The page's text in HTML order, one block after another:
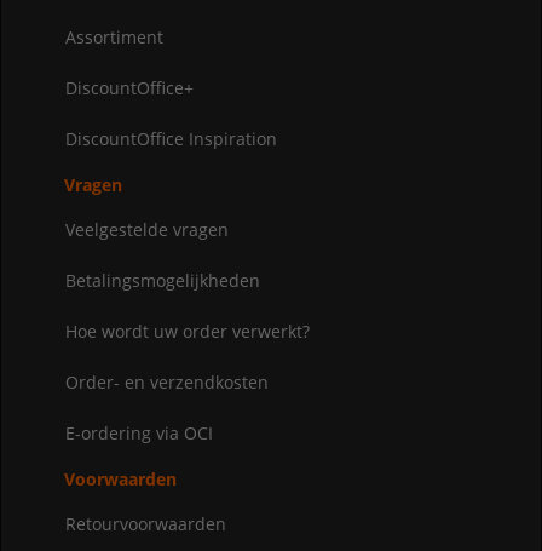
Assortiment
DiscountOffice+
DiscountOffice Inspiration
Vragen
Veelgestelde vragen
Betalingsmogelijkheden
Hoe wordt uw order verwerkt?
Order- en verzendkosten
E-ordering via OCI
Voorwaarden
Retourvoorwaarden